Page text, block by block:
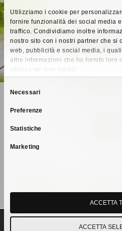
Utilizziamo i cookie per
fornire funzionalità dei social media
traffico. Condividiamo inoltre
nostro sito con i nostri partner che si
web, pubblicità e social media, i
altre informazioni che ha fornito loro
utilizzo dei loro servizi.
Selezione
consenso
Necessari
Preferenze
Statistiche
Marketing
ACCETTA
ACCETTA
Marca 2022 -
ICEFOR SPA